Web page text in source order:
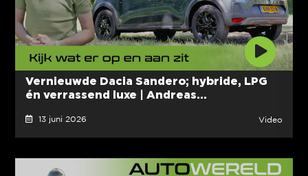
Vernieuwde Dacia Sandero; hybride, LPG
én verrassend luxe | Andreas...
13 juni 2026 Video